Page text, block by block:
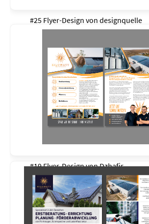
#25 Flyer-Design von designquelle
#19 Flyer-Design vonDzhafir